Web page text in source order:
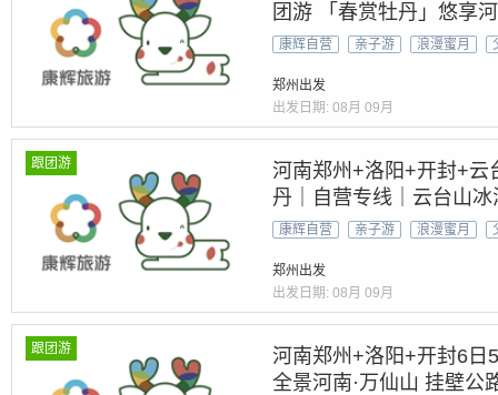
团游 「春赏牡丹」悠享
上河园&龙门石窟&少林
康辉自营 亲子游 浪漫蜜月
郑州出发
出发日期: 08月 09月
跟团游
河南郑州+洛阳+开封+云
丹｜自营专线｜云台山
漫游河南
康辉自营 亲子游 浪漫蜜月
郑州出发
出发日期: 08月 09月
跟团游
河南郑州+洛阳+开封6日
全景河南·万仙山 挂壁公